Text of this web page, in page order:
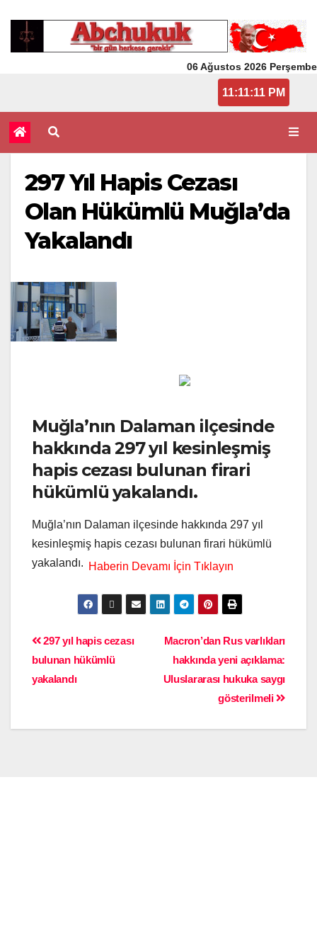
06 Ağustos 2026 Perşembe
11:11:11 PM
297 Yıl Hapis Cezası
Olan Hükümlü Muğla’da
Yakalandı
Muğla’nın Dalaman ilçesinde
hakkında 297 yıl kesinleşmiş
hapis cezası bulunan firari
hükümlü yakalandı.
Muğla’nın Dalaman ilçesinde hakkında 297 yıl
kesinleşmiş hapis cezası bulunan firari hükümlü
yakalandı.
Macron’dan Rus varlıkları
hakkında yeni açıklama:
Uluslararası hukuka saygı
gösterilmeli
297 yıl hapis cezası
bulunan hükümlü
yakalandı